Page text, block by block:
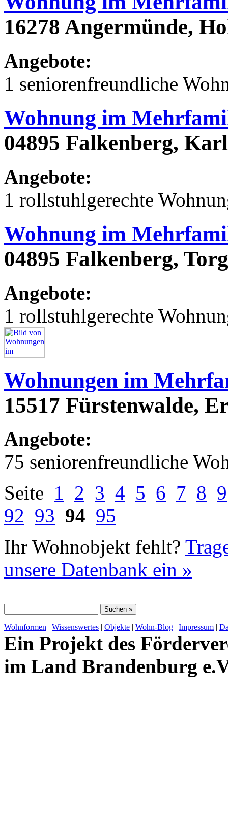
16278 Angermünde,
Angebote:
1 seniorenfreundliche
Wohnung im
04895 Falkenberg,
Angebote:
1 rollstuhlgerechte
Wohnung im
04895 Falkenberg,
Angebote:
1 rollstuhlgerechte
Wohnungen im
15517 Fürstenwalde,
Angebote:
75 seniorenfreundliche
Seite 1 2 3 4 5 6 7 8 9
92 93 94 95
Ihr Wohnobjekt fehlt?
unsere Datenbank ein »
Wohnformen | Wissenswertes | Objekte | Wohn-Blog | Impressum |
Ein Projekt des
im Land Brandenburg